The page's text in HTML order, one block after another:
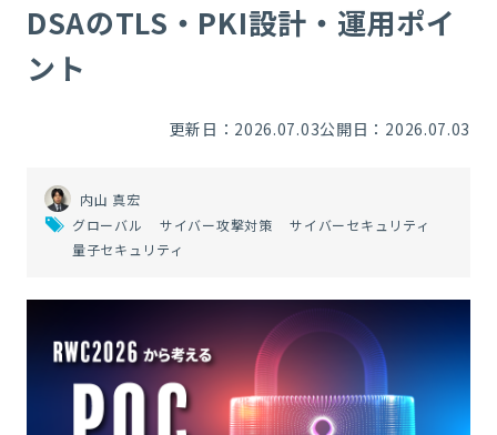
DSAのTLS・PKI設計・運用ポイ
ント
更新日：2026.07.03公開日：2026.07.03
内山 真宏
グローバル
サイバー攻撃対策
サイバーセキュリティ
量子セキュリティ